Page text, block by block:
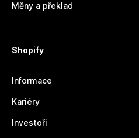
Měny a překlad
Shopify
Informace
Kariéry
Investoři